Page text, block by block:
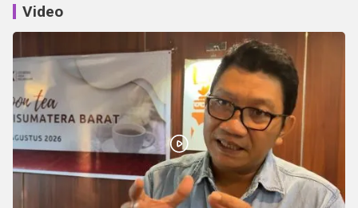
Video